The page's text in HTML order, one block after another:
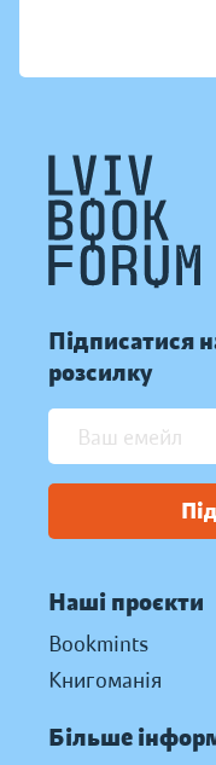
Підписатися
розсилку
Наші проєкти
Bookmints
Книгоманія
Більше